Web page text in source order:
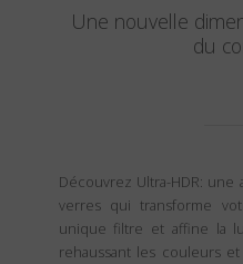
Une nouvelle
du
Découvrez Ultra-HDR:
verres qui transforme
unique filtre et affine la
rehaussant les couleurs